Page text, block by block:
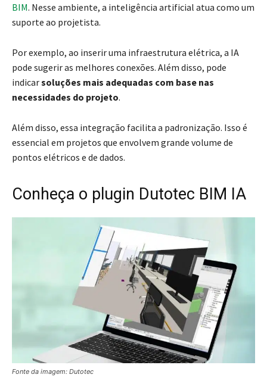
BIM. Nesse ambiente, a inteligência artificial atua como um
suporte ao projetista.
Por exemplo, ao inserir uma infraestrutura elétrica, a IA
pode sugeriras melhores conexões. Além disso, pode
indicarsoluções mais adequadas com base nas
necessidades do projeto.
Além disso, essa integração facilita a padronização. Isso é
essencial em projetos que envolvem grande volume de
pontos elétricos e de dados.
Conheça o plugin Dutotec BIM IA
Fonte da imagem: Dutotec